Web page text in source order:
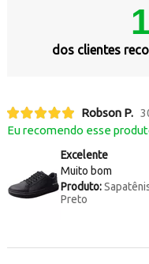
dos clientes
Robson P.
Eu recomendo esse
Excelente
Muito bom
Produto:
Preto